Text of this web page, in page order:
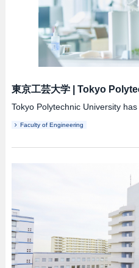
東京工芸大学| Tokyo
Tokyo Polytechnic University has
Faculty of Engineering